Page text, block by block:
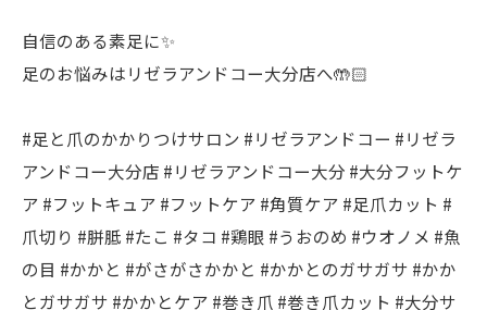
自信のある素足に✨
足のお悩みはリゼラアンドコー大分店へ🤲🏻
#足と爪のかかりつけサロン #リゼラアンドコー #リゼラ
アンドコー大分店 #リゼラアンドコー大分 #大分フットケ
ア #フットキュア #フットケア #角質ケア #足爪カット #
爪切り #胼胝 #たこ #タコ #鶏眼 #うおのめ #ウオノメ #魚
の目 #かかと #がさがさかかと #かかとのガサガサ #かか
とガサガサ #かかとケア #巻き爪 #巻き爪カット #大分サ